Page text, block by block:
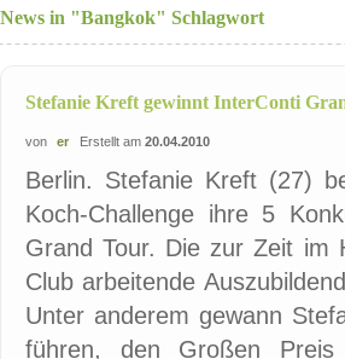
News in "Bangkok" Schlagwort
Stefanie Kreft gewinnt InterConti
von er Erstellt am 20.04.2010
Berlin. Stefanie Kreft (27)
Koch-Challenge ihre 5
Grand Tour. Die zur Zeit im
Club arbeitende
Unter anderem gewann
führen, den Großen